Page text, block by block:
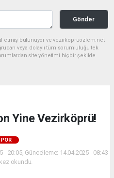
Gönder
etmiş bulunuyor ve vezirkopruozlem.net
veya dolaylı tüm sorumluluğu tek
site yönetimi hiçbir şekilde
Yine Vezirköprü!
20:05, Güncelleme: 14.04.2025 - 08:43
okundu.